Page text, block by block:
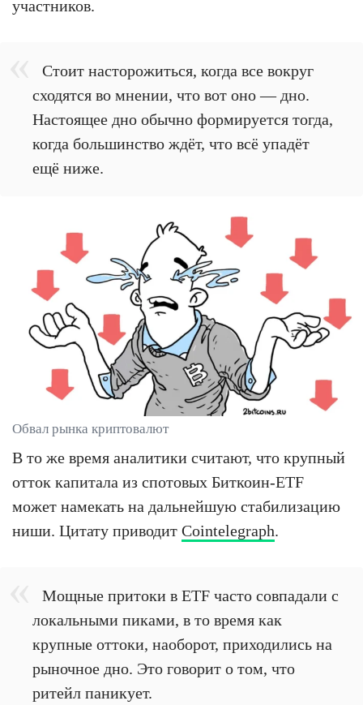
участников.
Стоит насторожиться, когда все вокруг
сходятся во мнении, что вот оно — дно.
Настоящее дно обычно формируется тогда,
когда большинство ждёт, что всё упадёт
ещё ниже.
Обвал рынка криптовалют
В то же время аналитики считают, что крупный
отток капитала из спотовых Биткоин-ETF
может намекать на дальнейшую стабилизацию
ниши. Цитату приводит Cointelegraph.
Мощные притоки в ETF часто совпадали с
локальными пиками, в то время как
крупные оттоки, наоборот, приходились на
рыночное дно. Это говорит о том, что
ритейл паникует.